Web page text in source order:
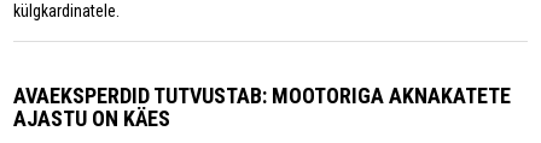
külgkardinatele.
AVAEKSPERDID TUTVUSTAB: MOOTORIGA AKNAKATETE
AJASTU ON KÄES